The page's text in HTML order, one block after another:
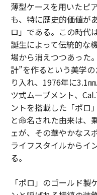
薄型ケースを用いたピ
も、特に歴史的価値が
ロ」である。この時代
誕生によって伝統的な
場から消えつつあった
計”を作るという美学
り入れ、1976年に3.1
ツ式ムーブメント、
ントを搭載した「ポロ
と命名された由来は、
ェが、その華やかなス
ライフスタイルからイ
る。
「ポロ」のゴールド